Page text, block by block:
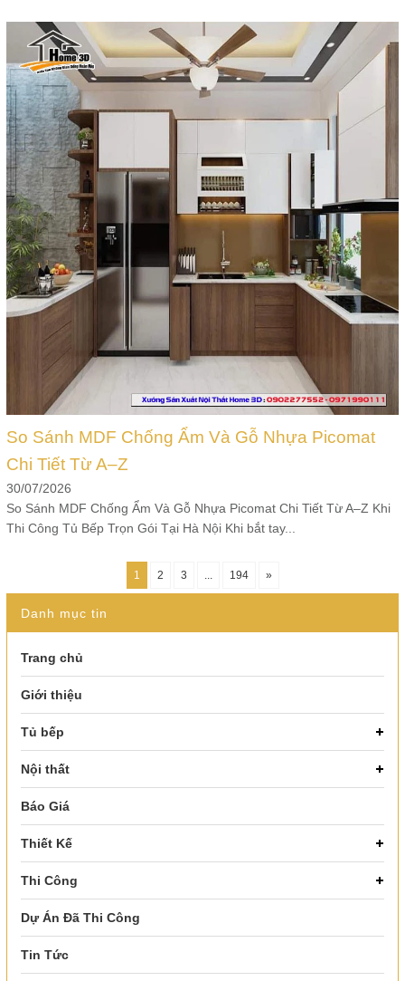
So Sánh MDF Chống Ẩm Và Gỗ Nhựa Picomat
Chi Tiết Từ A–Z
30/07/2026
So Sánh MDF Chống Ẩm Và Gỗ Nhựa Picomat Chi Tiết Từ A–Z Khi
Thi Công Tủ Bếp Trọn Gói Tại Hà Nội Khi bắt tay...
1 2 3 194 »
Danh mục tin
Trang chủ
Giới thiệu
Tủ bếp
Nội thất
Báo Giá
Thiết Kế
Thi Công
Dự Án Đã Thi Công
Tin Tức